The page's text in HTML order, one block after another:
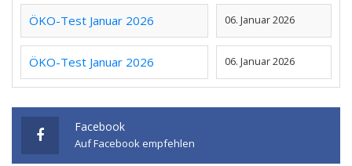
ÖKO-Test Januar 2026 06. Januar 2026
ÖKO-Test Januar 2026 06. Januar 2026
Facebook
Auf Facebook empfehlen